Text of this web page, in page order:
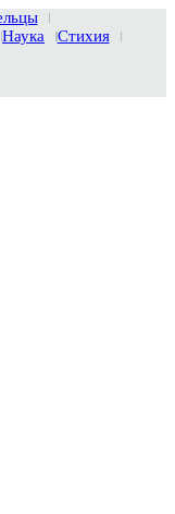
Наука
Стихия